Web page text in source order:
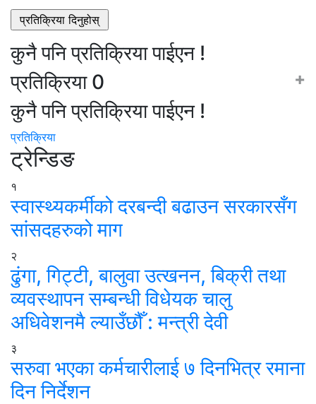
कुनै पनि प्रतिक्रिया पाईएन !
+
प्रतिक्रिया 0
कुनै पनि प्रतिक्रिया पाईएन !
प्रतिक्रिया
ट्रेन्डिङ
१
स्वास्थ्यकर्मीको दरबन्दी बढाउन सरकारसँग
सांसदहरुको माग
२
ढुंगा, गिट्टी, बालुवा उत्खनन, बिक्री तथा
व्यवस्थापन सम्बन्धी विधेयक चालु
अधिवेशनमै ल्याउँछौँ : मन्त्री देवी
३
सरुवा भएका कर्मचारीलाई ७ दिनभित्र रमाना
दिन निर्देशन